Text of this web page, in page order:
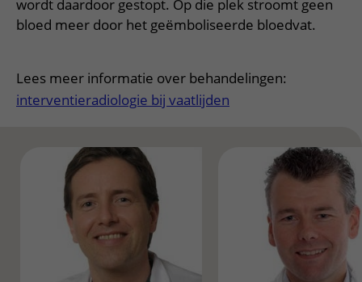
Onderzoeken en diagnostiek
Het Wilhelmina Kinderziekenhuis
Bloedprikken
Wijzigen patiëntgegevens
Faciliteiten en voorzieningen
Kwaliteit en veiligheid
Route naar het ziekenhuis
Wegwijs in het ziekenhuis
Contact met polikliniek
Het Wilhelmina Kinderziekenhuis
Teleconsult aanvragen
Zorgverlenersportaal
Over UMC Utrecht
Onderwijs
wordt daardoor gestopt. Op die plek stroomt geen
bloed meer door het geëmboliseerde bloedvat.
Lees meer informatie over behandelingen:
interventieradiologie bij vaatlijden